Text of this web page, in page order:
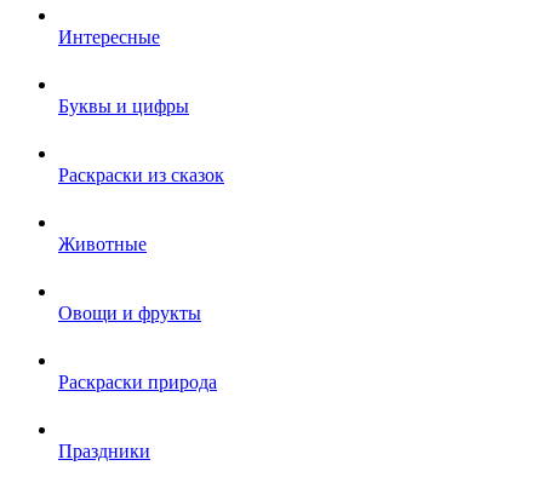
Интересные
Буквы и цифры
Раскраски из сказок
Животные
Овощи и фрукты
Раскраски природа
Праздники